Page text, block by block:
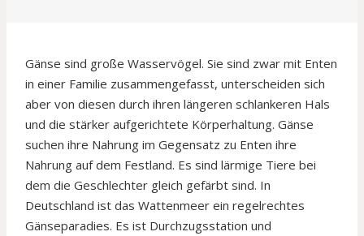
Gänse sind große Wasservögel. Sie sind zwar mit Enten
in einer Familie zusammengefasst, unterscheiden sich
aber von diesen durch ihren längeren schlankeren Hals
und die stärker aufgerichtete Körperhaltung. Gänse
suchen ihre Nahrung im Gegensatz zu Enten ihre
Nahrung auf dem Festland. Es sind lärmige Tiere bei
dem die Geschlechter gleich gefärbt sind. In
Deutschland ist das Wattenmeer ein regelrechtes
Gänseparadies. Es ist Durchzugsstation und